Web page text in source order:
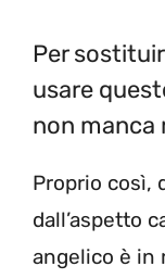
Per
usare
non manca
Proprio così,
dall’aspetto
angelico è in